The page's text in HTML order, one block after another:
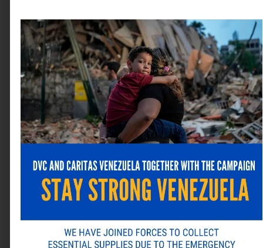
Correo electrónico*
Web